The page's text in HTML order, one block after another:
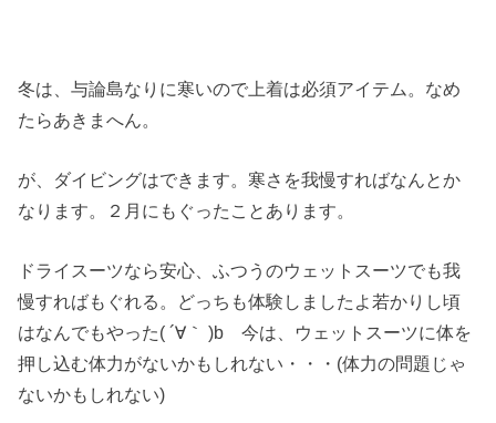
冬は、与論島なりに寒いので上着は必須アイテム。なめ
たらあきまへん。
が、ダイビングはできます。寒さを我慢すればなんとか
なります。２月にもぐったことあります。
ドライスーツなら安心、ふつうのウェットスーツでも我
慢すればもぐれる。どっちも体験しましたよ若かりし頃
はなんでもやった( ´∀｀ )b 今は、ウェットスーツに体を
押し込む体力がないかもしれない・・・(体力の問題じゃ
ないかもしれない)